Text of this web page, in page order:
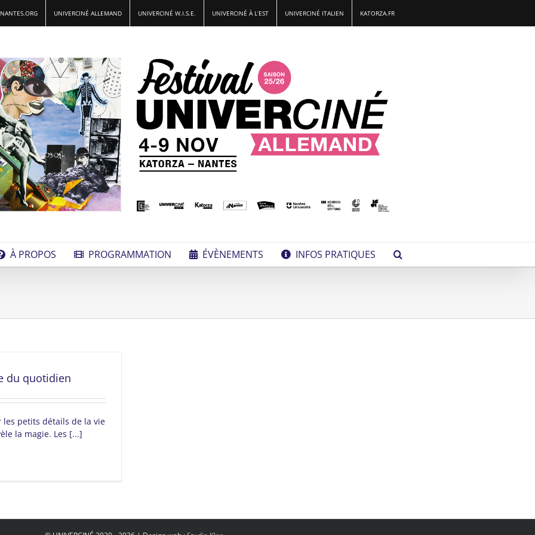
UNIVERCINÉ ALLEMAND UNIVERCINÉ W.I.S.E. UNIVERCINÉ À L’EST UNIVERCINÉ ITALIEN KATORZA.FR
À PROPOS PROGRAMMATION ÉVÈNEMENTS INFOS PRATIQUES
du quotidien
petits détails de la vie
la magie. Les [...]